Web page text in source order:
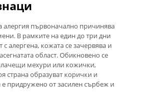
алергия първоначално причинява
В рамките на един до три дни
с алергена, кожата се зачервява и
област. Обикновено се
мехури или кожички,
страна образуват корички и
придружено от засилен сърбеж и